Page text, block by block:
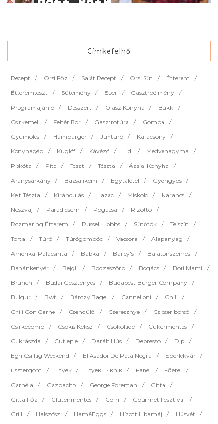
Címkefelhő
Recept Orsi Főz Saját Recept Orsi Süt
Étterem
Étteremteszt
Sütemény Eper
Gasztroélmény
Programajánló
Desszert Olasz Konyha
Bükk
Csirkemell
Fehér Bor Gasztrotúra
Gomba
Gyümölcs
Hamburger Juhtúró
Karácsony
Konyhagép
Kuglóf Kávézó Lidl
Medvehagyma
Piskóta
Pite Teszt Tészta
Ázsiai Konyha
Aranysárkány
Bazsalikom Egytálétel
Gyöngyös
Kelt Tészta
Kirándulás Lazac Miskolc
Narancs
Noszvaj
Paradicsom Pogácsa
Rizottó
Rozmaring Étterem
Russell Hobbs Sütőtök
Tejszín
Torta
Túró Túrógombóc Vacsora
Alapanyag
Amerikai Palacsinta
Babka Bailey's
Balatonszemes
Banánkenyér
Bejgli Bodzaszörp Bogács
Bori Mami
Brunch
Budai Gesztenyés
Budapest Burger Company
Bulgur
Bwt Bárczy Bagel Cannelloni
Chili
Chili Con Carne
Csendülő Cseresznye
Csicseriborsó
Csirkecomb
Csokis Keksz Csokoládé
Cukormentes
Cukrászda
Cutiepie Darált Hús Depresso
Dip
Egri Csillag Weekend
El Asador De Pata Negra
Eperlekvár
Esztergom
Etyek Etyeki Piknik Fahéj
Főétel
Garnéla
Gazpacho George Foreman
Gitta
Gitta Főz
Gluténmentes Gofri
Gourmet Fesztivál
Grill
Halszósz Ham&eggs Hízott Libamáj Húsvét